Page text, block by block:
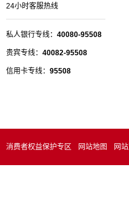
24小时客服热线
私人银行专线： 40080-95508
贵宾专线： 40082-95508
信用卡专线： 95508
消费者权益保护专区 网站地图 网